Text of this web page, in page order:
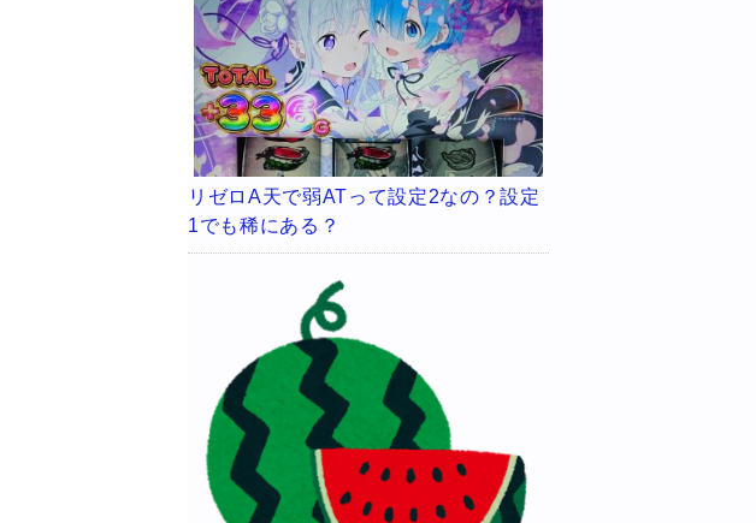
リゼロA天で弱ATって設定2なの？設定
1でも稀にある？